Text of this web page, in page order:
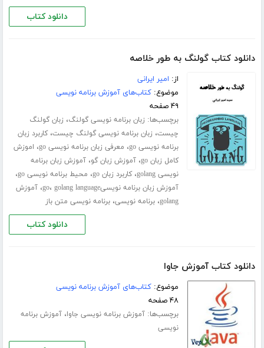
دانلود کتاب
دانلود کتاب گولنگ به طور خلاصه
از: امیر ایرانی
موضوع:کتاب‌های آموزش برنامه نویسی
۴۹ صفحه
برچسب‌ها: زبان برنامه نویسی گولنگ، زبان گولنگ
چیست، زبان برنامه نویسی گولنگ چیست،کاربرد زبان
برنامه نویسی go
، معرفی زبان برنامه نویسی go ، اموزش
کامل زبان go
،آموزش زبان گو،آموزش زبان برنامه
نویسی golang
،کاربرد زبان go ، محیط برنامه نویسی go ،
آموزش زبان برنامه نویسیgo ، golang language ،آموزش
golang،برنامه نویسی،برنامه نویسی متن باز
دانلود کتاب
دانلود کتاب آموزش جاوا
موضوع:کتاب‌های آموزش برنامه نویسی
۴۸ صفحه
برچسب‌ها:آموزش برنامه نویسی جاوا،آموزش برنامه
نویسی